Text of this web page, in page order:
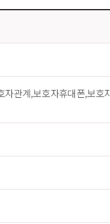
관계,보호자휴대폰,보